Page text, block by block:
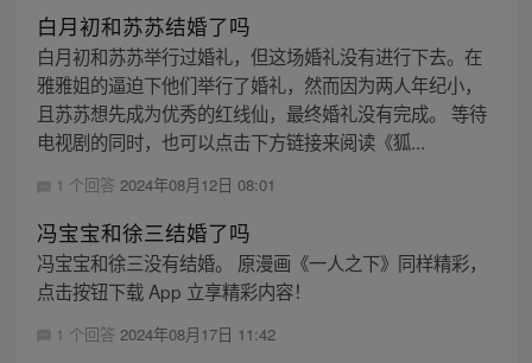
白月初和苏苏结婚了吗
白月初和苏苏举行过婚礼，但这场婚礼没有进行下去。在
雅雅姐的逼迫下他们举行了婚礼，然而因为两人年纪小，
且苏苏想先成为优秀的红线仙，最终婚礼没有完成。 等待
电视剧的同时，也可以点击下方链接来阅读《狐...
1 个回答 2024年08月12日 08:01
冯宝宝和徐三结婚了吗
冯宝宝和徐三没有结婚。 原漫画《一人之下》同样精彩，
点击按钮下载 App 立享精彩内容！
1 个回答 2024年08月17日 11:42